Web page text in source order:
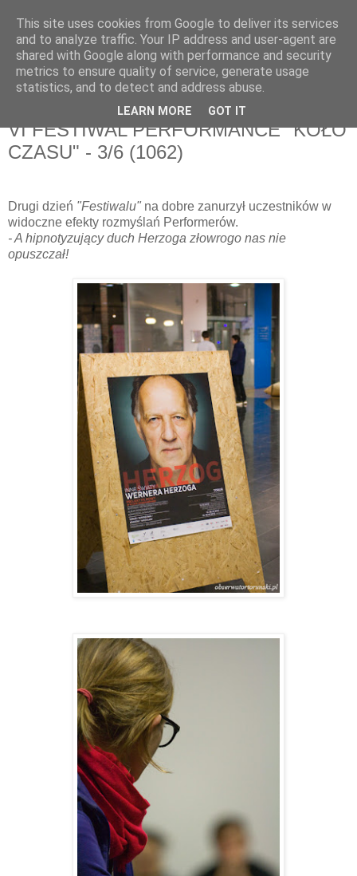
poniedziałek, 12 listopada 2012
VI FESTIWAL PERFORMANCE "KOŁO
CZASU" - 3/6 (1062)
Drugi dzień "Festiwalu" na dobre zanurzył uczestników w
widoczne efekty rozmyślań Performerów.
- A hipnotyzujący duch Herzoga złowrogo nas nie
opuszczał!
This site uses cookies from Google to deliver its services
and to analyze traffic. Your IP address and user-agent are
shared with Google along with performance and security
metrics to ensure quality of service, generate usage
statistics, and to detect and address abuse.
LEARN MORE GOT IT